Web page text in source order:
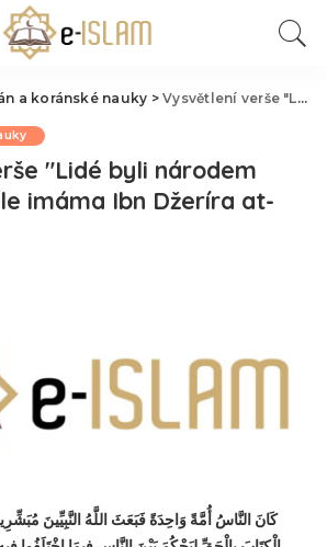
a koránské nauky >Vysvětlení verše "Lidé byli národem jediným" podle imáma Ibn Džeríra at-Taberího
"Lidé byli národem
imáma Ibn Džeríra at-
كَانَ النَّاسُ أُمَّةً وَاحِدَةً فَبَعَثَ اللَّهُ النَّبِيِّينَ